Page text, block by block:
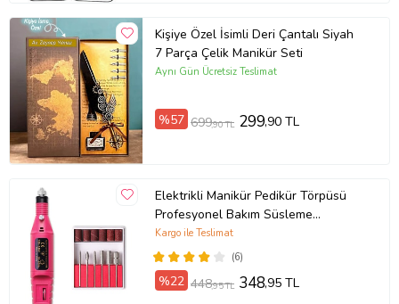
Kişiye Özel İsimli Deri Çantalı Siyah
7 Parça Çelik Manikür Seti
Aynı Gün Ücretsiz Teslimat
%57 699,90 TL 299,90 TL
Elektrikli Manikür Pedikür Törpüsü
Profesyonel Bakım Süsleme
Elektrikli Tırnak Törpü Makinesi
(6)
Kargo ile Teslimat
%22 448,95 TL 348,95 TL